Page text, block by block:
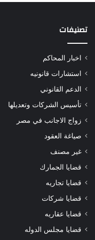
تصنيفات
اخبار المحاكم
استشارات قانونيه
الدعم القانوني
تأسيس الشركات وتعديلها
زواج الاجانب في مصر
صياغة العقود
غير مصنف
قضايا الجمارك
قضايا تجاريه
قضايا شركات
قضايا عقاريه
قضايا مجلس الدوله